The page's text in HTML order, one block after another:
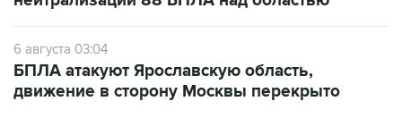
6 августа 03:04
БПЛА атакуют Ярославскую область,
движение в сторону Москвы перекрыто